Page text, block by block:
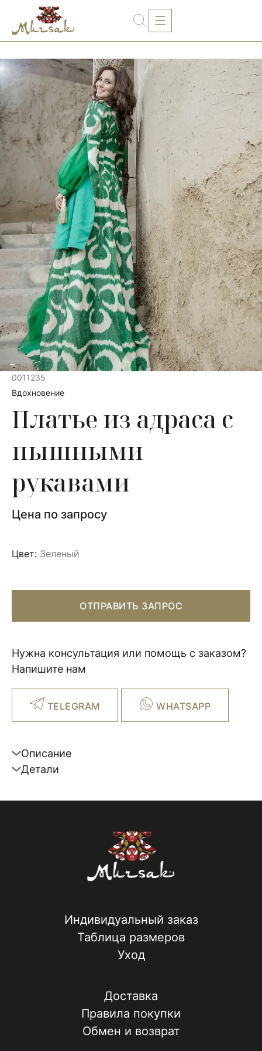
0011235
Вдохновение
Платье из адраса с
пышными
рукавами
Цена по запросу
Цвет: Зеленый
ОТПРАВИТЬ ЗАПРОС
Нужна консультация или помощь с заказом?
Напишите нам
TELEGRAM WHATSAPP
Описание
Детали
Индивидуальный заказ
Таблица размеров
Уход
Доставка
Правила покупки
Обмен и возврат